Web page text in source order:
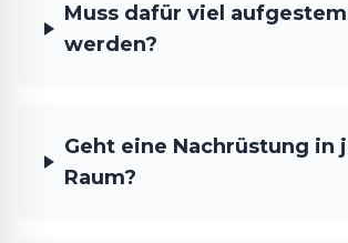
Muss dafür viel
werden?
Geht eine Nachrüstung in
Raum?